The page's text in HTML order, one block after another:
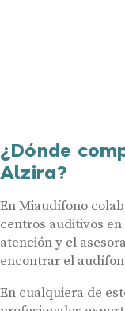
¿Dónde
Alzira?
En Miaudífono
centros auditivos
atención y el
encontrar el
En cualquiera de